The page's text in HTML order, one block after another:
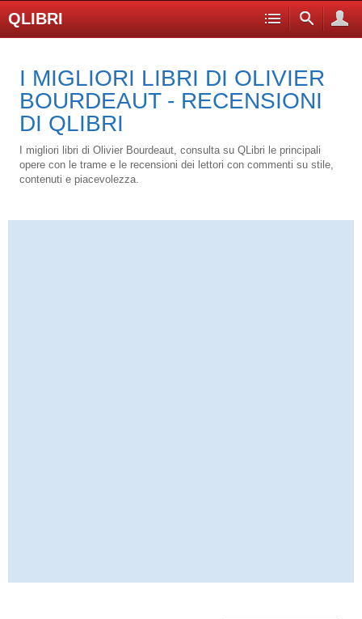
QLIBRI
I MIGLIORI LIBRI DI OLIVIER
BOURDEAUT - RECENSIONI
DI QLIBRI
I migliori libri di Olivier Bourdeaut, consulta su QLibri le principali
opere con le trame e le recensioni dei lettori con commenti su stile,
contenuti e piacevolezza.